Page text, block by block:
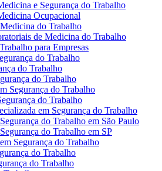
e Segurança do Trabalho
Ocupacional
do Trabalho
de Medicina do Trabalho
para Empresas
do Trabalho
do Trabalho
do Trabalho
Segurança do Trabalho
do Trabalho
em Segurança do Trabalho
do Trabalho em São Paulo
do Trabalho em SP
Segurança do Trabalho
do Trabalho
do Trabalho